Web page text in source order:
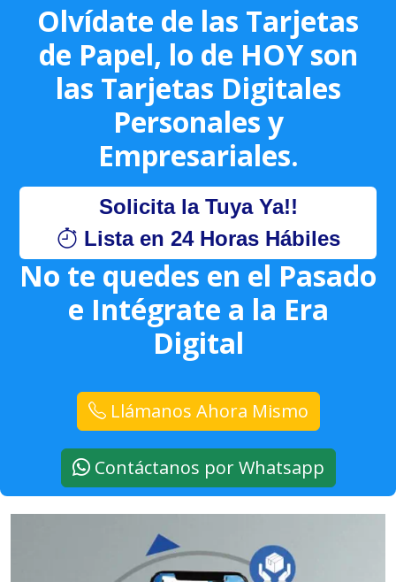
Olvídate de las Tarjetas
de Papel, lo de HOY son
las Tarjetas Digitales
Personales y
Empresariales.
Solicita la Tuya Ya!!
Lista en 24 Horas Hábiles
No te quedes en el Pasado
e Intégrate a la Era
Digital
Llámanos Ahora Mismo
Contáctanos por Whatsapp